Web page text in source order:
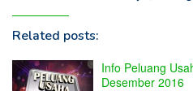
Related posts:
Info Peluang
Desember 2016